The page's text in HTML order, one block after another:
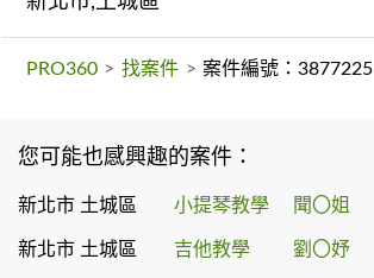
PRO360 > 找案件 > 案件編號：3877225
您可能也感興趣的案件：
新北市 土城區 小提琴教學 聞〇姐
新北市 土城區 吉他教學 劉〇妤